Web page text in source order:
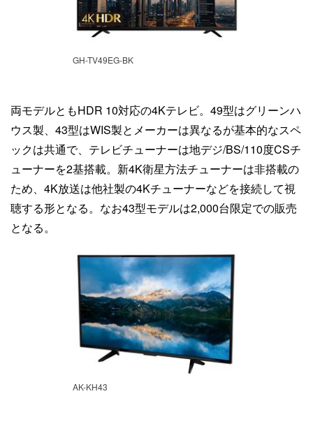
GH-TV49EG-BK
両モデルともHDR 10対応の4Kテレビ。49型はグリーンハ
ウス製、43型はWIS製とメーカーは異なるが基本的なスペ
ックは共通で、テレビチューナーは地デジ/BS/110度CSチ
ューナーを2基搭載。新4K衛星方法チューナーは非搭載の
ため、4K放送は他社製の4Kチューナーなどを接続して視
聴する形となる。なお43型モデルは2,000台限定での販売
となる。
AK-KH43